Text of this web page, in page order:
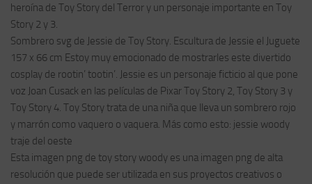
heroína de Toy Story del Terror y un personaje importante en Toy
Story 2 y 3.
Sombrero svg de Jessie de Toy Story. Escultura de Jessie el Juguete
157 x 66 cm Estoy muy emocionado de mostrarles este divertido
cosplay de rootin’ tootin’. Jessie es un personaje ficticio al que pone
voz Joan Cusack en las películas de Pixar Toy Story 2, Toy Story 3 y
Toy Story 4. Toy Story trata de una niña que lleva un sombrero rojo
y marrón como vaquero o vaquera. Más como esto: jessie woody
traje del oeste
Esta imagen png de toy story woody es una imagen png de alta
resolución que puede ser utilizada en sus proyectos creativos o